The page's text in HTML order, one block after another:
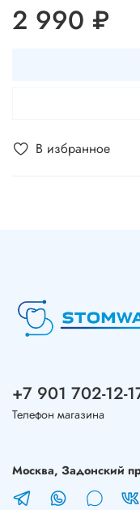
В избранное
2 990 ₽
+7 901 702-12-
Телефон магазина
Москва, Задонский